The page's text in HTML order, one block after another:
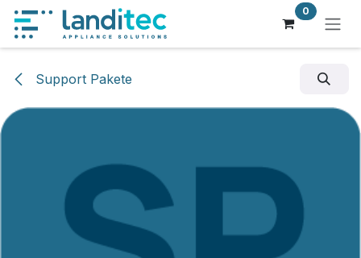
Zum Inhalt springen 0
Support Pakete